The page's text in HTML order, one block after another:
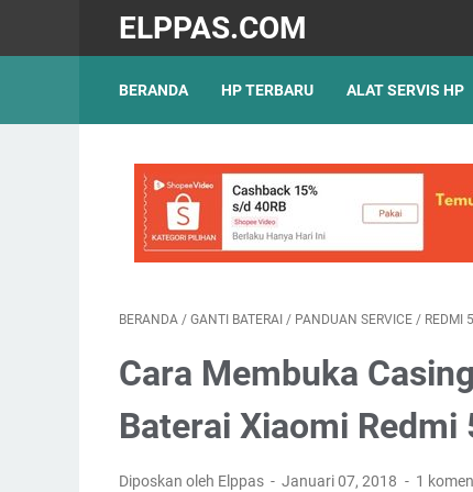
ELPPAS.COM
BERANDA HP TERBARU ALAT SERVIS HP
BERANDA / GANTI BATERAI / PANDUAN SERVICE / REDMI
Cara Membuka
Baterai Xiaomi Redmi
Diposkan oleh Elppas Januari 07, 2018 1